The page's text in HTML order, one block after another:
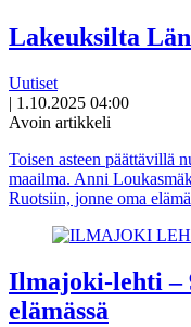
Lakeuksilta
Uutiset
| 1.10.2025 04:00
Avoin artikkeli
Toisen asteen päättävillä
maailma. Anni
Ruotsiin, jonne oma
Ilmajoki-lehti –
elämässä